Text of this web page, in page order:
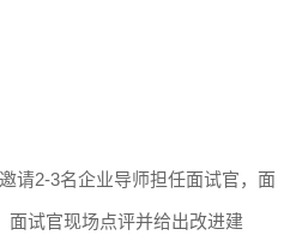
请2-3名企业导师担任面试官，面
面试官现场点评并给出改进建